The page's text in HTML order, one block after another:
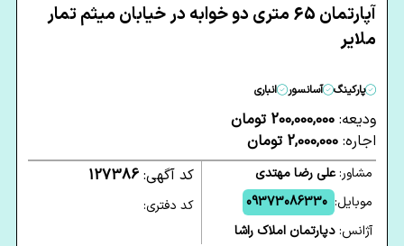
آپارتمان 65 متری دو خوابه در خیابان میثم تمار
ملایر
پارکینگ آسانسور انباری
ودیعه: 200,000,000 تومان
اجاره: 2,000,000 تومان
مشاور:علی رضا مهتدی
موبایل: 09373086330
آژانس:دپارتمان املاک راشا
کد آگهی: 127386
کد دفتری: